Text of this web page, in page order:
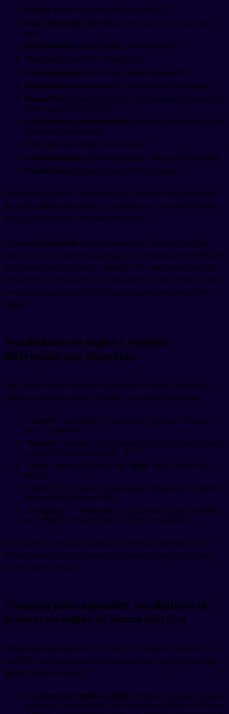
Remote work (rimóut work), trabajo remoto
Work from home (WFH) (work from jóum), trabajar desde
casa
Hybrid model (jáibrid módel), modelo híbrido
Video call (vídeo col), videollamada
Screen sharing (scrín shéring), compartir pantalla
Mute/Unmute (miút/anmiút), silenciar/activar micrófono
Bandwidth (bándwidz), ancho de banda (también se usa para
decir "capacidad de trabajo")
Asynchronous communication (eisínkronas comiunikéishon),
comunicación asíncrona
Time zone (táim zóun), zona horaria
Coworking space (cowórking spéis), espacio de coworking
Digital nomad (díyital nómad), nómada digital
Frase típica de 2026: "We operate on a hybrid model, three days in
the office and two days WFH" (Operamos con un modelo híbrido,
tres días en la oficina y dos días desde casa).
La palabra bandwidth merece una mención especial. En inglés
laboral, se usa mucho de forma figurada: "I don't have the bandwidth
for another project right now" significa "No tengo capacidad para
otro proyecto ahora mismo". Es una expresión muy útil que te hace
sonar como alguien que lleva tiempo trabajando en entornos de
inglés.
Vocabulario en inglés y español:
diferencias que importan
Hay varias palabras que parecen significar lo mismo en inglés y
español pero tienen matices diferentes en el contexto laboral:
"Actually" no significa "actualmente" (que es "currently"),
sino "en realidad"
"Resume" en inglés americano es el currículum, mientras que
en inglés británico se usa más "CV"
"Assist" suena más formal que "help" en el entorno de
trabajo
"Salary" es el sueldo mensual/anual, mientras que "wage" se
refiere más al pago por hora
"Company" y "business" se usan de forma intercambiable,
pero "firm" suele referirse a consultoras o bufetes
Estos matices son los que marcan la diferencia entre alguien que
traduce literalmente y alguien que realmente maneja el idioma en
contexto profesional.
Consejos para aprender vocabulario de
trabajo en inglés de forma efectiva
Mucha gente me pregunta: "Can you give me tips to improve my
English?", especialmente en el ámbito laboral. Aquí van estrategias
que funcionan de verdad:
Lee ofertas de empleo en inglés. Plataformas como LinkedIn,
Indeed y Glassdoor están llenas de job descriptions que repiten